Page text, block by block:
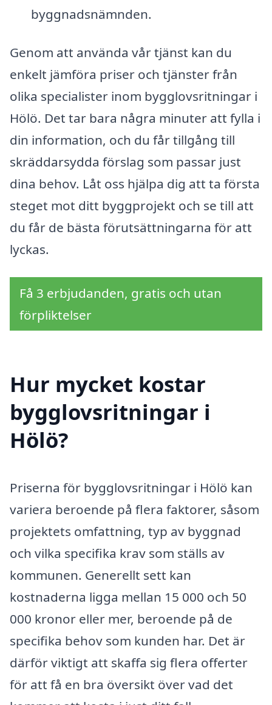
byggnadsnämnden.
Genom att använda vår tjänst kan du
enkelt jämföra priser och tjänster från
olika specialister inom bygglovsritningar i
Hölö. Det tar bara några minuter att fylla i
din information, och du får tillgång till
skräddarsydda förslag som passar just
dina behov. Låt oss hjälpa dig att ta första
steget mot ditt byggprojekt och se till att
du får de bästa förutsättningarna för att
lyckas.
Få 3 erbjudanden, gratis och utan
förpliktelser
Hur mycket kostar
bygglovsritningar i
Hölö?
Priserna för bygglovsritningar i Hölö kan
variera beroende på flera faktorer, såsom
projektets omfattning, typ av byggnad
och vilka specifika krav som ställs av
kommunen. Generellt sett kan
kostnaderna ligga mellan 15 000 och 50
000 kronor eller mer, beroende på de
specifika behov som kunden har. Det är
därför viktigt att skaffa sig flera offerter
för att få en bra översikt över vad det